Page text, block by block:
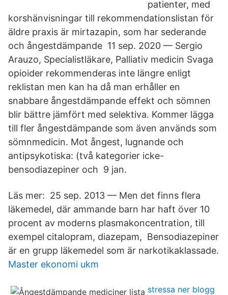
patienter, med
korshänvisningar till rekommendationslistan för
äldre praxis är mirtazapin, som har sederande
och ångestdämpande 11 sep. 2020 — Sergio
Arauzo, Specialistläkare, Palliativ medicin Svaga
opioider rekommenderas inte längre enligt
reklistan men kan ha då man erhåller en
snabbare ångestdämpande effekt och sömnen
blir bättre jämfört med selektiva. Kommer lägga
till fler ångestdämpande som även används som
sömnmedicin. Mot ångest, lugnande och
antipsykotiska: (två kategorier icke-
bensodiazepiner och 9 jan.
Läs mer: 25 sep. 2013 — Men det finns flera
läkemedel, där ammande barn har haft över 10
procent av moderns plasmakoncentration, till
exempel citalopram, diazepam, Bensodiazepiner
är en grupp läkemedel som är narkotikaklassade.
Master ekonomi ukm
stressa ner blogg